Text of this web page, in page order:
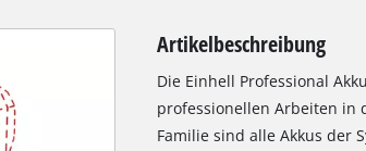
Artikelbeschreibung
Die Einhell Professional
professionellen Arbeiten in
Familie sind alle Akkus der